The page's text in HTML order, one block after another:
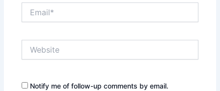
Notify me of follow-up comments by email.